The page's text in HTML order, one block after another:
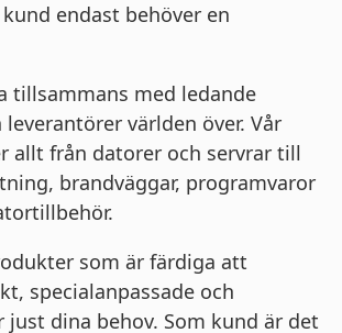
endast behöver en
tillsammans med ledande
världen över. Vår
allt från datorer och servrar till
brandväggar, programvaror
som är färdiga att
specialanpassade och
just dina behov. Som kund är det